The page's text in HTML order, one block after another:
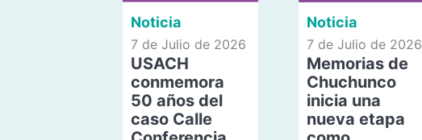
Noticia
7 de Julio de 2026
USACH
conmemora
50 años del
caso Calle
Noticia
7 de Julio de 2026
Memorias de
Chuchunco
inicia una
nueva etapa